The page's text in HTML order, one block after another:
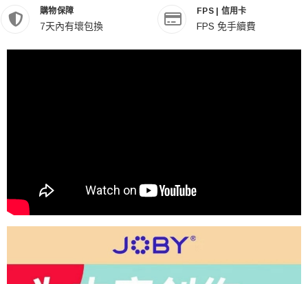
購物保障
7天內有壞包換
FPS | 信用卡
FPS 免手續費